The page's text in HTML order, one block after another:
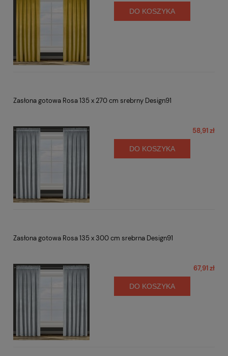
DO KOSZYKA
Zasłona gotowa Rosa 135 x 270 cm srebrny Design91
58,91 zł
DO KOSZYKA
Zasłona gotowa Rosa 135 x 300 cm srebrna Design91
67,91 zł
DO KOSZYKA